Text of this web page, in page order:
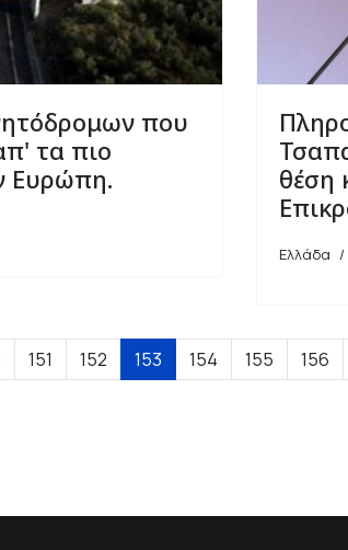
που
τα πιο
Ευρώπη.
θέση
Ελλάδα
151 152 153 154 155 156